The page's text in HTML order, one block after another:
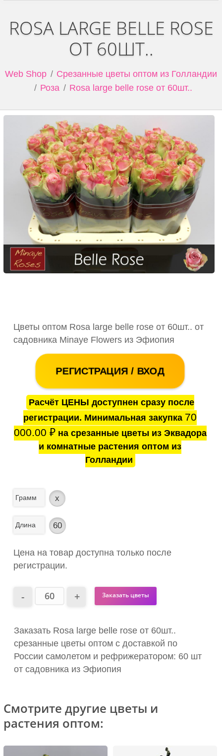
ROSA LARGE BELLE ROSE
ОТ 60ШТ..
Web Shop
Срезанные цветы оптом из Голландии
Роза
Rosa large belle rose от 60шт..
Цветы оптом Rosa large belle rose от 60шт.. от
садовника Minaye Flowers из Эфиопия
РЕГИСТРАЦИЯ / ВХОД
Расчёт ЦЕНЫ доступнен сразу после
регистрации. Минимальная закупка 70
000.00 ₽на срезанные цветы из Эквадора
и комнатные растения оптом из
Голландии
Грамм x
Длина 60
Цена на товар доступна только после
регистрации.
Заказать цветы
Заказать Rosa large belle rose от 60шт..
срезанные цветы оптом с доставкой по
России самолетом и рефрижератором: 60 шт
от садовника из Эфиопия
Смотрите другие цветы и
растения оптом: